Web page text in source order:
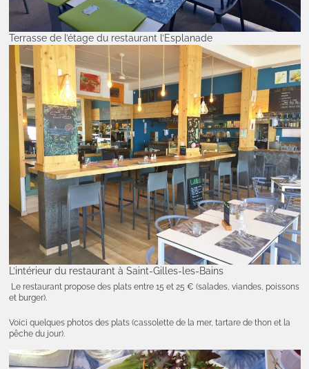
Terrasse de l’étage du restaurant l’Esplanade
L’intérieur du restaurant à Saint-Gilles-les-Bains
Le restaurant propose des plats entre 15 et 25 € (salades, viandes, poissons
et burger).
Voici quelques photos des plats (cassolette de la mer, tartare de thon et la
pêche du jour).